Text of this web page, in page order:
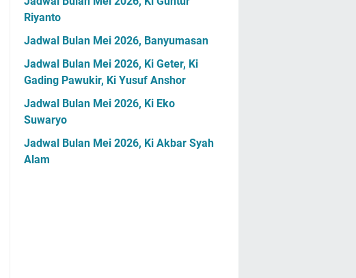
Riyanto
Jadwal Bulan Mei 2026, Banyumasan
Jadwal Bulan Mei 2026, Ki Geter, Ki
Gading Pawukir, Ki Yusuf Anshor
Jadwal Bulan Mei 2026, Ki Eko
Suwaryo
Jadwal Bulan Mei 2026, Ki Akbar Syah
Alam